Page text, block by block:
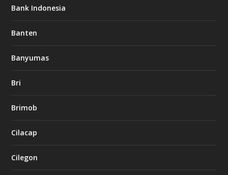
Bank Indonesia
Banten
Banyumas
Bri
Brimob
Cilacap
Cilegon